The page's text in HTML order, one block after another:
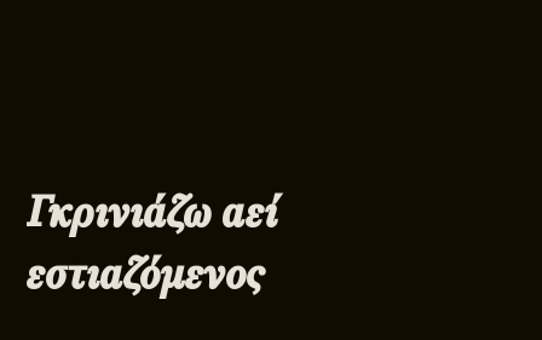
Γκρινιάζω αεί
εστιαζόμενος